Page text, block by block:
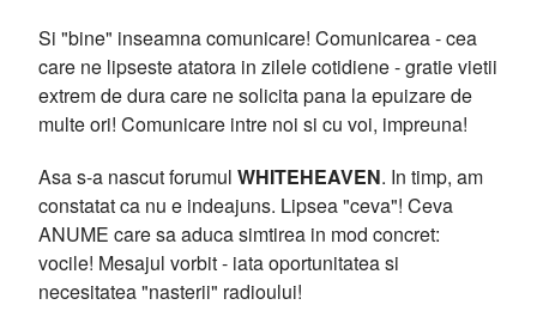
Si "bine" inseamna comunicare! Comunicarea - cea
care ne lipseste atatora in zilele cotidiene - gratie vietii
extrem de dura care ne solicita pana la epuizare de
multe ori! Comunicare intre noi si cu voi, impreuna!
Asa s-a nascut forumul WHITEHEAVEN. In timp, am
constatat ca nu e indeajuns. Lipsea "ceva"! Ceva
ANUME care sa aduca simtirea in mod concret:
vocile! Mesajul vorbit - iata oportunitatea si
necesitatea "nasterii" radioului!